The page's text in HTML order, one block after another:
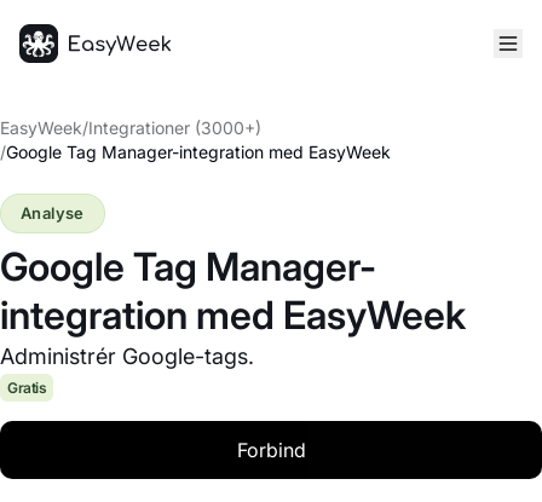
EasyWeek/Integrationer (3000+)
/Google Tag Manager-integration med EasyWeek
Google Tag Manager-
integration med EasyWeek
Administrér Google-tags.
Analyse
Gratis
Forbind